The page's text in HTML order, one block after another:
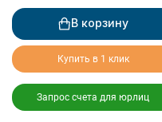
В корзину
Купить в 1 клик
Запрос счета для юрлиц